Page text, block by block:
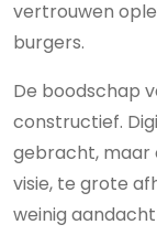
vertrouwen
burgers.
De boodschap
constructief.
gebracht, maar
visie, te grote
weinig